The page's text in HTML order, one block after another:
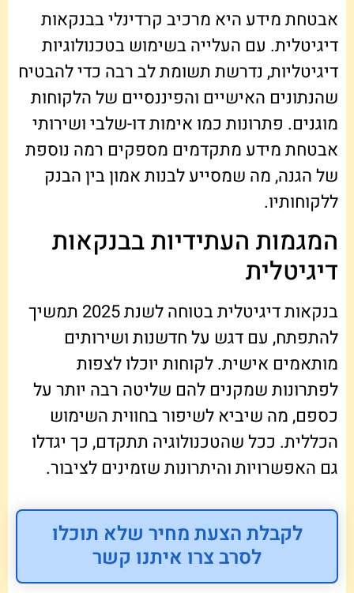
אבטחת מידע היא מרכיב קרדינלי בבנקאות
דיגיטלית. עם העלייה בשימוש בטכנולוגיות
דיגיטליות, נדרשת תשומת לב רבה כדי להבטיח
שהנתונים האישיים והפיננסיים של הלקוחות
מוגנים. פתרונות כמו אימות דו-שלבי ושירותי
אבטחת מידע מתקדמים מספקים רמה נוספת
של הגנה, מה שמסייע לבנות אמון בין הבנק
ללקוחותיו.
המגמות העתידיות בבנקאות
דיגיטלית
בנקאות דיגיטלית בטוחה לשנת 2025 תמשיך
להתפתח, עם דגש על חדשנות ושירותים
מותאמים אישית. לקוחות יוכלו לצפות
לפתרונות שמקנים להם שליטה רבה יותר על
כספם, מה שיביא לשיפור בחווית השימוש
הכללית. ככל שהטכנולוגיה תתקדם, כך יגדלו
גם האפשרויות והיתרונות שזמינים לציבור.
לקבלת הצעת מחיר שלא תוכלו
לסרב צרו איתנו קשר